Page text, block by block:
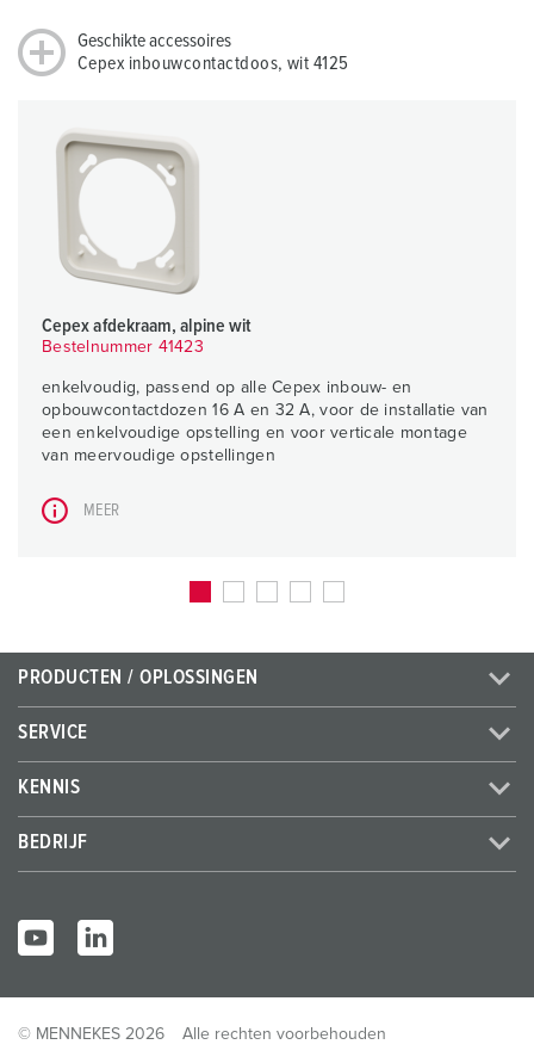
Geschikte accessoires
Cepex inbouwcontactdoos, wit 4125
Cepex afdekraam, alpine wit
Bestelnummer 41423
enkelvoudig, passend op alle Cepex inbouw- en
opbouwcontactdozen 16 A en 32 A, voor de installatie van
een enkelvoudige opstelling en voor verticale montage
van meervoudige opstellingen
MEER
PRODUCTEN / OPLOSSINGEN
SERVICE
KENNIS
BEDRIJF
© MENNEKES 2026 Alle rechten voorbehouden